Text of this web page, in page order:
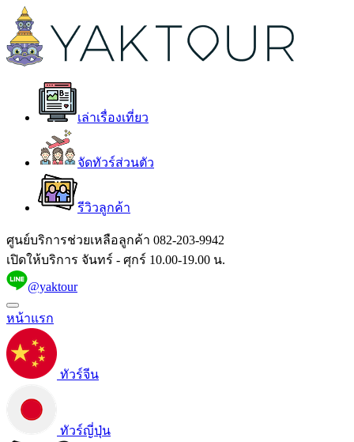
เล่าเรื่องเที่ยว
จัดทัวร์ส่วนตัว
รีวิวลูกค้า
ศูนย์บริการช่วยเหลือลูกค้า 082-203-9942
เปิดให้บริการ จันทร์ - ศุกร์ 10.00-19.00 น.
@yaktour
หน้าแรก
ทัวร์จีน
ทัวร์ญี่ปุ่น